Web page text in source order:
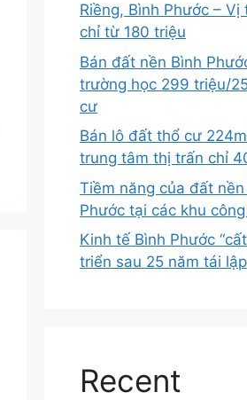
Riềng, Bình Phước – Vị
chỉ từ 180 triệu
Bán đất nền Bình
trường học 299 triệu/
cư
Bán lô đất thổ cư
trung tâm thị trấn chỉ
Tiềm năng của đất nền
Phước tại các khu
Kinh tế Bình Phước
triển sau 25 năm tái lập
Recent